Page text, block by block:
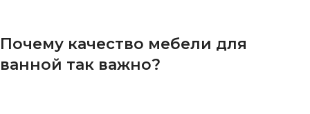
Почему качество мебели для
ванной так важно?